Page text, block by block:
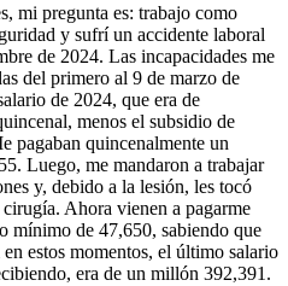
mi pregunta es: trabajo como
y sufrí un accidente laboral
de 2024. Las incapacidades me
del primero al 9 de marzo de
de 2024, que era de
menos el subsidio de
pagaban quincenalmente un
Luego, me mandaron a trabajar
y, debido a la lesión, les tocó
cirugía. Ahora vienen a pagarme
mínimo de 47,650, sabiendo que
estos momentos, el último salario
era de un millón 392,391.